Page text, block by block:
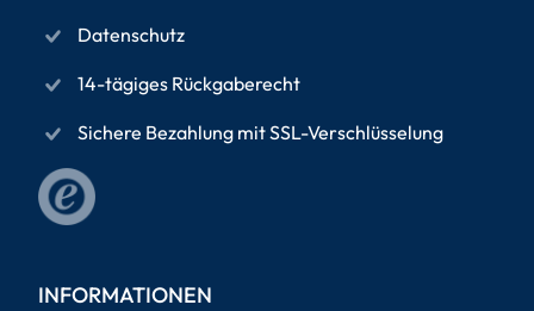
Datenschutz
14-tägiges Rückgaberecht
Sichere Bezahlung mit SSL-Verschlüsselung
INFORMATIONEN